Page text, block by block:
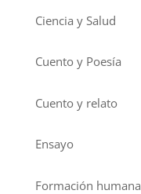
Ciencia y Salud
Cuento y Poesía
Cuento y relato
Ensayo
Formación humana